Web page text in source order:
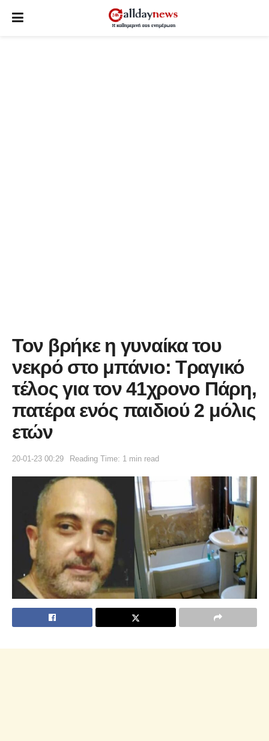
Τον βρήκε η γυναίκα του
νεκρό στο μπάνιο: Τραγικό
τέλος για τον 41χρονο Πάρη,
πατέρα ενός παιδιού 2 μόλις
ετών
20-01-23 00:29 Reading Time: 1 min read